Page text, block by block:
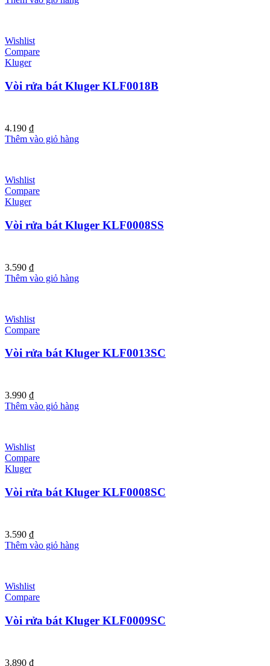
Wishlist
Compare
Kluger
Vòi rửa bát Kluger KLF0018B
4.190 ₫
Thêm vào giỏ hàng
Wishlist
Compare
Kluger
Vòi rửa bát Kluger KLF0008SS
3.590 ₫
Thêm vào giỏ hàng
Wishlist
Compare
Vòi rửa bát Kluger KLF0013SC
3.990 ₫
Thêm vào giỏ hàng
Wishlist
Compare
Kluger
Vòi rửa bát Kluger KLF0008SC
3.590 ₫
Thêm vào giỏ hàng
Wishlist
Compare
Vòi rửa bát Kluger KLF0009SC
3.890 ₫